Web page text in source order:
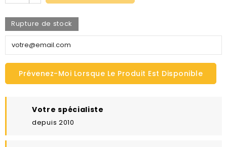
Rupture de stock
Prévenez-Moi Lorsque Le Produit Est Disponible
Votre spécialiste
depuis 2010